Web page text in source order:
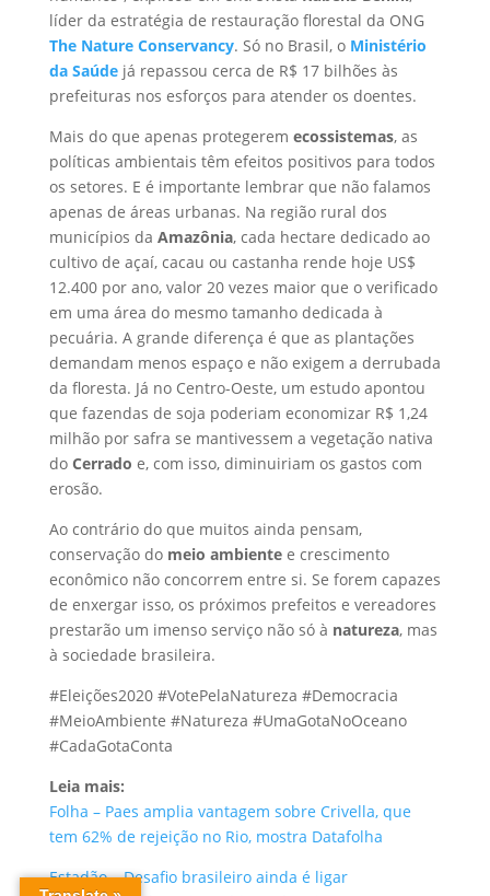
líder da estratégia de restauração florestal da ONG
The Nature Conservancy. Só no Brasil, o Ministério
da Saúdejá repassou cerca de R$ 17 bilhões às
prefeituras nos esforços para atender os doentes.
Mais do que apenas protegerem ecossistemas, as
políticas ambientais têm efeitos positivos para todos
os setores. E é importante lembrar que não falamos
apenas de áreas urbanas. Na região rural dos
municípios da Amazônia, cada hectare dedicado ao
cultivo de açaí, cacau ou castanha rende hoje US$
12.400 por ano, valor 20 vezes maior que o verificado
em uma área do mesmo tamanho dedicada à
pecuária. A grande diferença é que as plantações
demandam menos espaço e não exigem a derrubada
da floresta. Já no Centro-Oeste, um estudo apontou
que fazendas de soja poderiam economizar R$ 1,24
milhão por safra se mantivessem a vegetação nativa
do Cerrado e, com isso, diminuiriam os gastos com
erosão.
Ao contrário do que muitos ainda pensam,
conservação do meio ambientee crescimento
econômico não concorrem entre si. Se forem capazes
de enxergar isso, os próximos prefeitos e vereadores
prestarão um imenso serviço não só à natureza, mas
à sociedade brasileira.
#Eleições2020 #VotePelaNatureza #Democracia
#MeioAmbiente #Natureza #UmaGotaNoOceano
#CadaGotaConta
Leia mais:
Folha – Paes amplia vantagem sobre Crivella, que
tem 62% de rejeição no Rio, mostra Datafolha
Estadão – Desafio brasileiro ainda é ligar